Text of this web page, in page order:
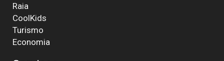
Raia
CoolKids
Turismo
Economia